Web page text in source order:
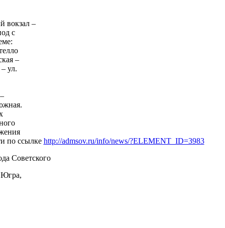
вокзал –
с
–
ул.
по ссылке http://admsov.ru/info/news/?ELEMENT_ID=3983
Советского
Югра,